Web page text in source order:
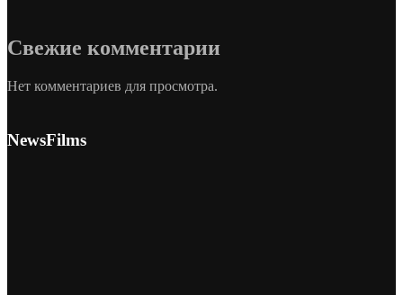
Свежие комментарии
Нет комментариев для просмотра.
NewsFilms